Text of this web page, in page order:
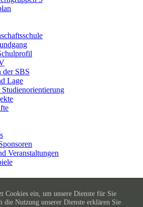
Cookies ein, um unsere Dienste für Sie
die Nutzung unserer Dienste erklären Sie
der SBS
Lage
Veranstaltungen